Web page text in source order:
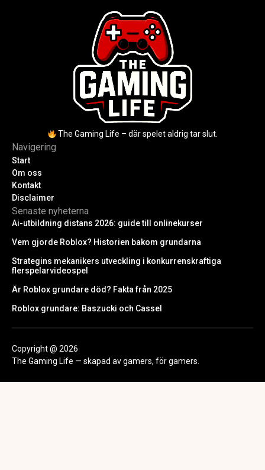
The Gaming Life – där spelet aldrig tar slut.
Navigering
Start
Om oss
Kontakt
Disclaimer
Senaste nyheterna
Ai-utbildning distans 2026: guide till onlinekurser
Vem gjorde Roblox? Historien bakom grundarna
Strategins mekanikers utveckling i konkurrenskraftiga
flerspelarvideospel
Är Roblox grundare död? Fakta från 2025
Roblox grundare: Baszucki och Cassel
Copyright @ 2026
The Gaming Life — skapad av gamers, för gamers.